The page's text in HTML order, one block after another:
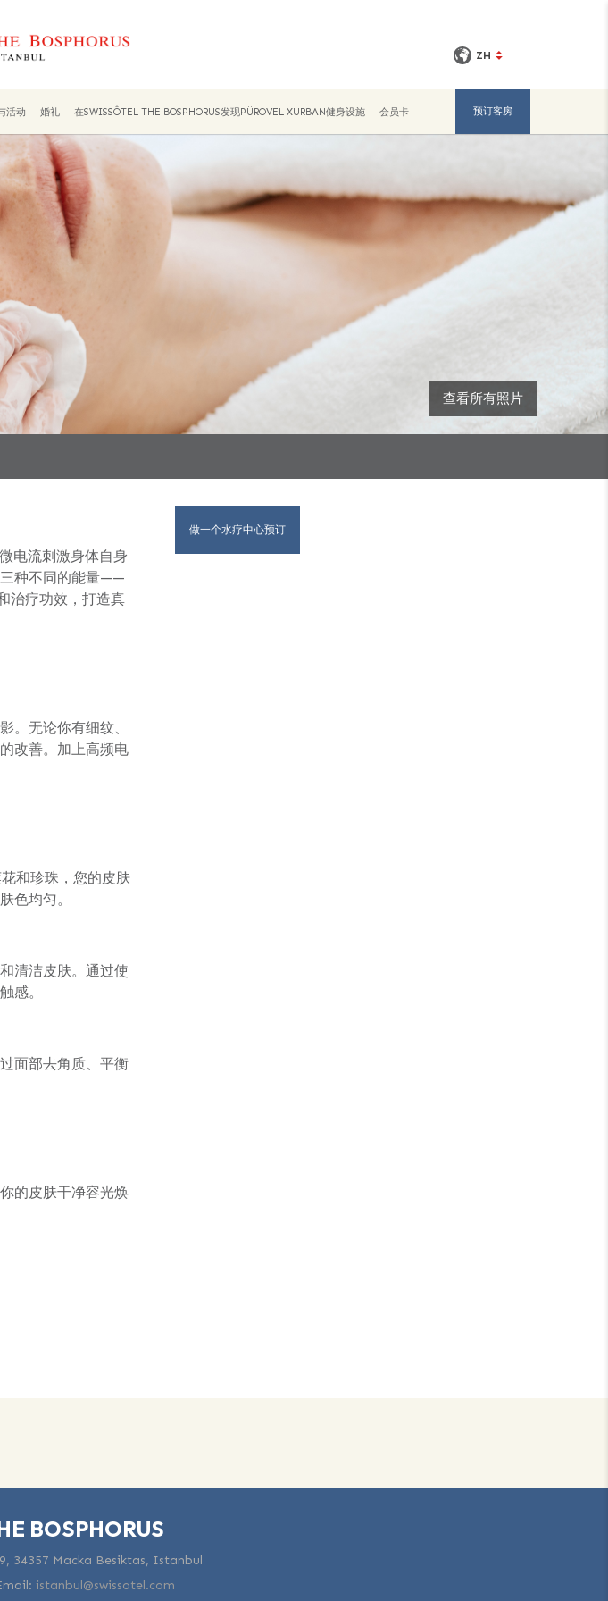
ZH
活动 婚礼 在SWISSÔTEL THE BOSPHORUS发现PÜROVEL XURBAN健身设施 会员卡 预订客房
查看所有照片
电流刺激身体自身
三种不同的能量——
治疗功效，打造真
。无论你有细纹、
改善。加上高频电
和珍珠，您的皮肤
色均匀。
清洁皮肤。通过使
感。
面部去角质、平衡
的皮肤干净容光焕
做一个水疗中心预订
BOSPHORUS
34357 Macka Besiktas, Istanbul
istanbul@swissotel.com